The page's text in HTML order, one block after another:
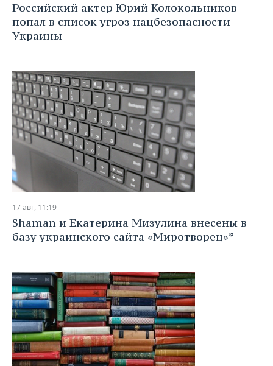
Российский актер Юрий Колокольников
попал в список угроз нацбезопасности
Украины
17 авг, 11:19
Shaman и Екатерина Мизулина внесены в
базу украинского сайта «Миротворец»*